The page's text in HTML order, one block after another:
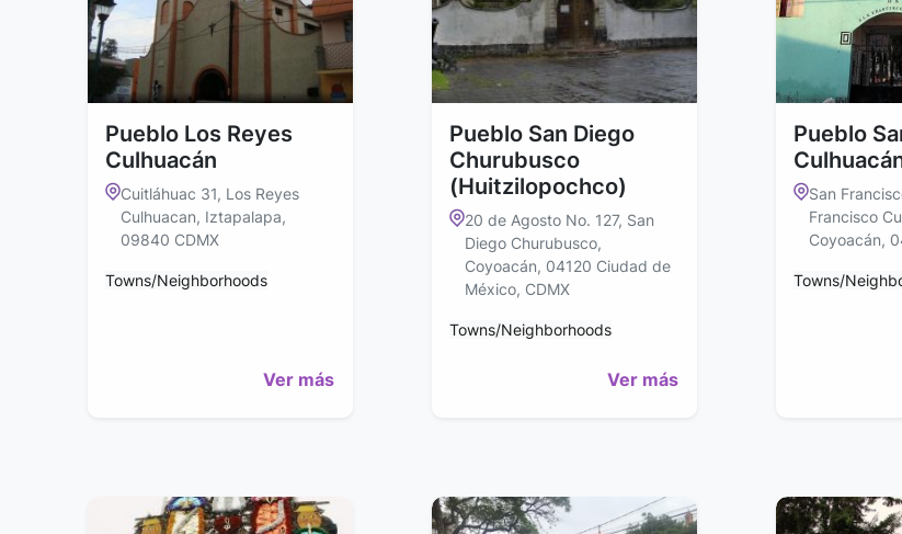
Pueblo Los Reyes
Culhuacán
Cuitláhuac 31, Los Reyes
Culhuacan, Iztapalapa,
09840 CDMX
Towns/Neighborhoods
Ver más
Pueblo San Diego
Churubusco
(Huitzilopochco)
20 de Agosto No. 127, San
Diego Churubusco,
Coyoacán, 04120 Ciudad de
México, CDMX
Towns/Neighborhoods
Ver más
Pueblo
San
Francisco
Coyoacán,
Towns/